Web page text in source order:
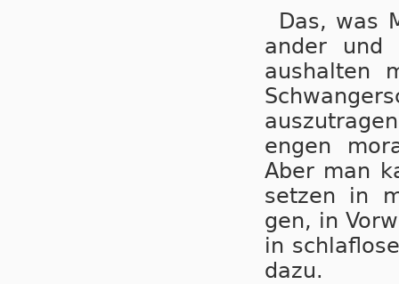
Das, was
an­der und
aus­hal­ten
en­gen
Aber man
set­zen in
gen, in
in
da­zu.